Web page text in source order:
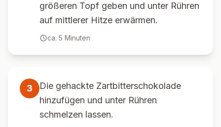
größeren Topf geben und unter Rühren
auf mittlerer Hitze erwärmen.
ca. 5 Minuten
3
Die gehackte Zartbitterschokolade
hinzufügen und unter Rühren
schmelzen lassen.